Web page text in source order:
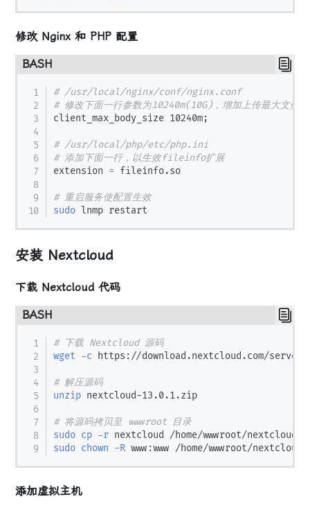
修改 Nginx 和 PHP 配置
BASH
# /usr/local/nginx/conf/nginx.conf
# 修改下面一行参数为10240m(10G)，增加上传最大文件
client_max_body_size 10240m;
# /usr/local/php/etc/php.ini
# 添加下面一行，以生效fileinfo扩展
extension = fileinfo.so
# 重启服务使配置生效
sudo
安装 Nextcloud
下载 Nextcloud 代码
BASH
# 下载 Nextcloud 源码
wget -c https://download.nextcloud.com/
# 解压源码
unzip nextcloud-13.0.1.zip
# 将源码拷贝至 wwwroot 目录
sudo cp -r
sudo chown -R
添加虚拟主机